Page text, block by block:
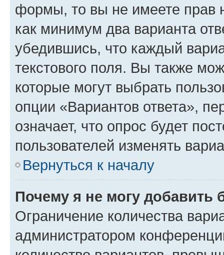
формы, то вы не имеете прав
как минимум два варианта
убедившись, что каждый
текстового поля. Вы также
которые могут выбрать
опции «Вариантов ответа»,
означает, что опрос будет
пользователей изменять
Вернуться к началу
Почему я не могу добавить
Ограничение количества
администратором